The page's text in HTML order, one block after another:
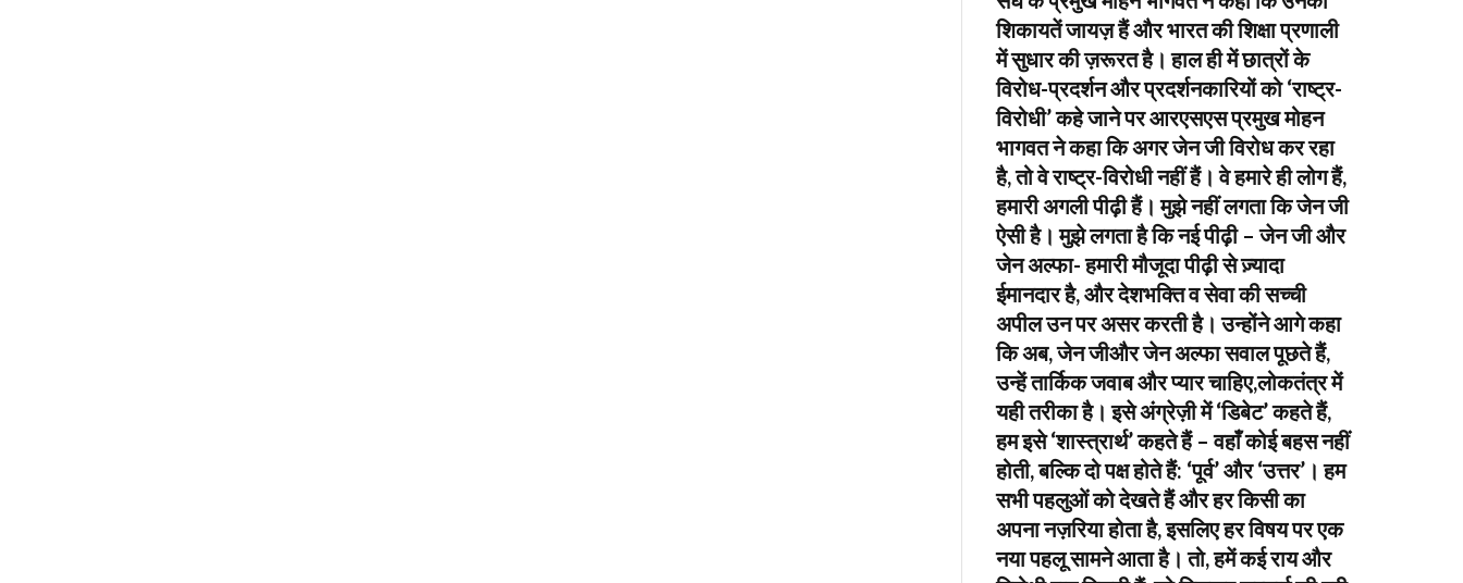
शिकायतें जायज़ हैं और भारत की शिक्षा प्रणाली
में सुधार की ज़रूरत है। हाल ही में छात्रों के
विरोध-प्रदर्शन और प्रदर्शनकारियों को ‘राष्ट्र-
विरोधी’ कहे जाने पर आरएसएस प्रमुख मोहन
भागवत ने कहा कि अगर जेन जी विरोध कर रहा
है, तो वे राष्ट्र-विरोधी नहीं हैं। वे हमारे ही लोग हैं,
हमारी अगली पीढ़ी हैं। मुझे नहीं लगता कि जेन जी
ऐसी है। मुझे लगता है कि नई पीढ़ी – जेन जी और
जेन अल्फा- हमारी मौजूदा पीढ़ी से ज़्यादा
ईमानदार है, और देशभक्ति व सेवा की सच्ची
अपील उन पर असर करती है। उन्होंने आगे कहा
कि अब, जेन जीऔर जेन अल्फा सवाल पूछते हैं,
उन्हें तार्किक जवाब और प्यार चाहिए,लोकतंत्र में
यही तरीका है। इसे अंग्रेज़ी में ‘डिबेट’ कहते हैं,
हम इसे ‘शास्त्रार्थ’ कहते हैं – वहाँ कोई बहस नहीं
होती, बल्कि दो पक्ष होते हैं: ‘पूर्व’ और ‘उत्तर’। हम
सभी पहलुओं को देखते हैं और हर किसी का
अपना नज़रिया होता है, इसलिए हर विषय पर एक
नया पहलू सामने आता है। तो, हमें कई राय और